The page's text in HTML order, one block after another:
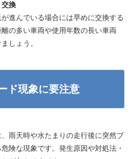
交換
進んでいる場合には早めに交換する
の多い車両や使用年数の長い車両
しょう。
ド現象に要注意
雨天時や水たまりの走行後に突然ブ
険な現象です。発生原因や対処法・